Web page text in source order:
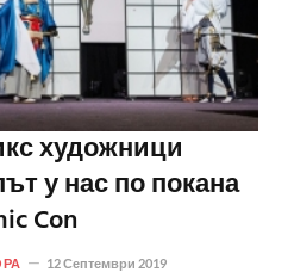
художници
у нас по покана
Con
12 Септември 2019